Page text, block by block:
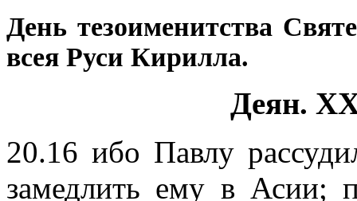
День тезоименитства
всея Руси Кирилла.
Деян.
20.16 ибо Павлу
замедлить ему в Асии;